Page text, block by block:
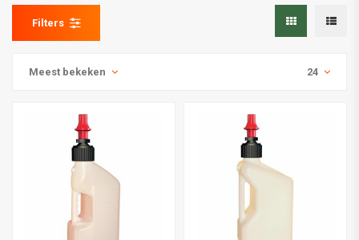
Filters
Meest bekeken 24